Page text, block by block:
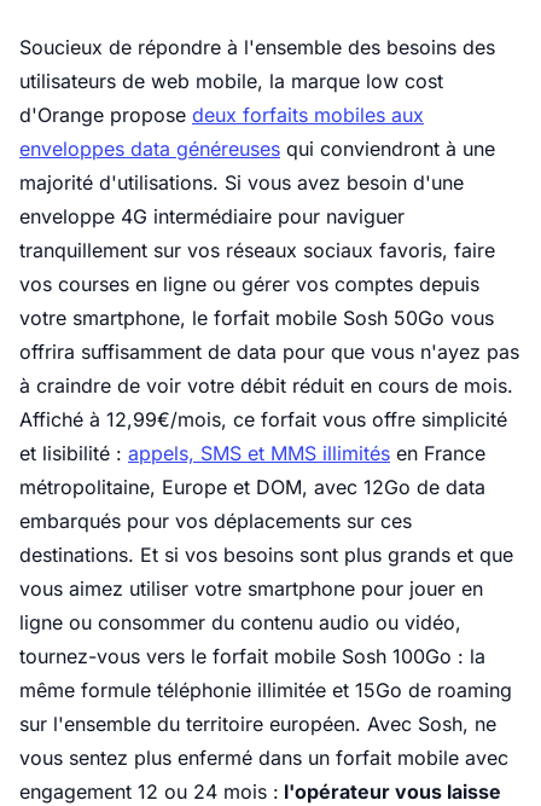
Soucieux de répondre à l'ensemble des besoins des
utilisateurs de web mobile, la marque low cost
d'Orange propose deux forfaits mobiles aux
enveloppes data généreuses qui conviendront à une
majorité d'utilisations. Si vous avez besoin d'une
enveloppe 4G intermédiaire pour naviguer
tranquillement sur vos réseaux sociaux favoris, faire
vos courses en ligne ou gérer vos comptes depuis
votre smartphone, le forfait mobile Sosh 50Go vous
offrira suffisamment de data pour que vous n'ayez pas
à craindre de voir votre débit réduit en cours de mois.
Affiché à 12,99€/mois, ce forfait vous offre simplicité
et lisibilité : appels, SMS et MMS illimités en France
métropolitaine, Europe et DOM, avec 12Go de data
embarqués pour vos déplacements sur ces
destinations. Et si vos besoins sont plus grands et que
vous aimez utiliser votre smartphone pour jouer en
ligne ou consommer du contenu audio ou vidéo,
tournez-vous vers le forfait mobile Sosh 100Go : la
même formule téléphonie illimitée et 15Go de roaming
sur l'ensemble du territoire européen. Avec Sosh, ne
vous sentez plus enfermé dans un forfait mobile avec
engagement 12 ou 24 mois : l'opérateur vous laisse